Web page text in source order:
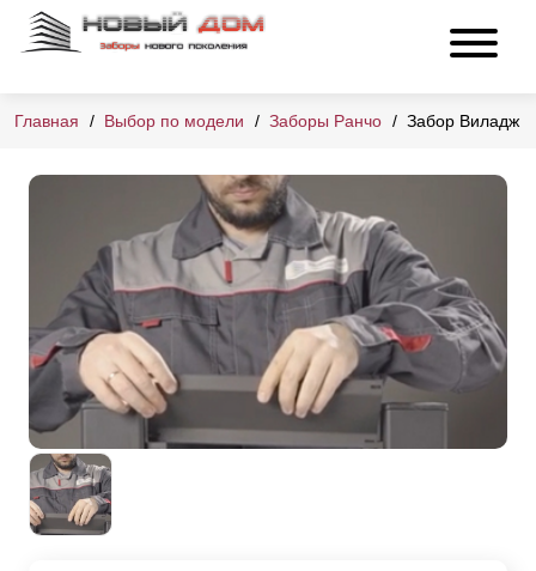
Главная Выбор по модели Заборы Ранчо Забор Виладж